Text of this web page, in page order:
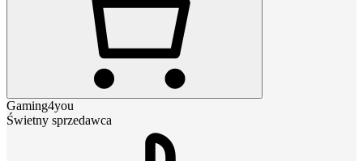
Gaming4you
Świetny sprzedawca